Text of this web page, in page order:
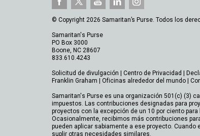
© Copyright 2026 Samaritan’s Purse. Todos los
Samaritan's Purse
PO Box 3000
Boone, NC 28607
833.610.4243
Solicitud de divulgación | Centro de Privacidad |
Franklin Graham | Oficinas alrededor del mundo |
Samaritan's Purse es una organización 501(c) (3)
impuestos. Las contribuciones designadas para
proyectos con la excepción de un 10 por ciento
Ocasionalmente, recibimos más contribuciones
pueden aplicar sabiamente a ese proyecto.
suplir otras necesidades similares.